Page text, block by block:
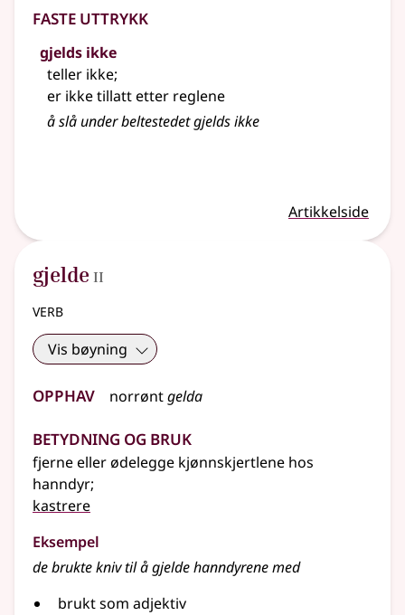
Faste uttrykk
gjelds ikke
teller ikke;
er ikke tillatt etter reglene
å slå under beltestedet gjelds ikke
Artikkelside
gjelde 2
II
verb
Vis bøyning
Opphav norrøntgelda
Betydning og bruk
fjerneellerødelegge kjønnskjertlene hos
hanndyr;
kastrere
Eksempel
de brukte kniv til å gjelde hanndyrene med
brukt som adjektiv